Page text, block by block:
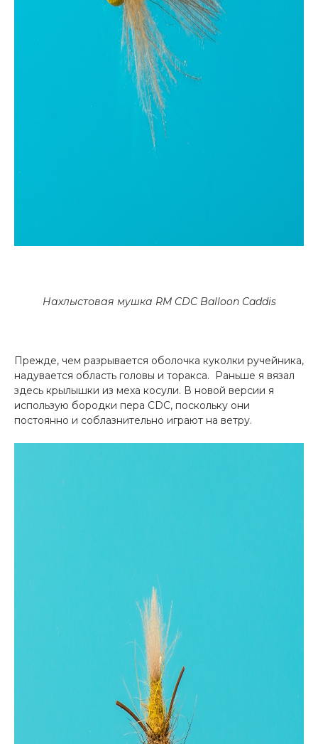
Нахлыстовая мушка RM CDC Balloon Caddis
Прежде, чем разрывается оболочка куколки ручейника,
надувается область головы и торакса. Раньше я вязал
здесь крылышки из меха косули. В новой версии я
использую бородки пера CDC, поскольку они
постоянно и соблазнительно играют на ветру.